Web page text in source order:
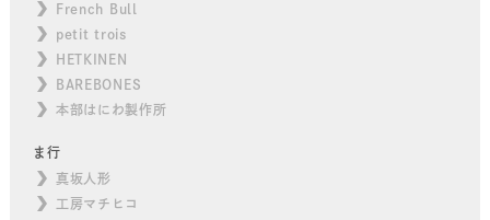
French Bull
petit trois
HETKINEN
BAREBONES
本部はにわ製作所
ま行
真坂人形
工房マチヒコ